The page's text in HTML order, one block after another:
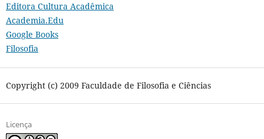
Editora Cultura Acadêmica
Academia.Edu
Google Books
Filosofia
Copyright (c) 2009 Faculdade de Filosofia e Ciências
Licença